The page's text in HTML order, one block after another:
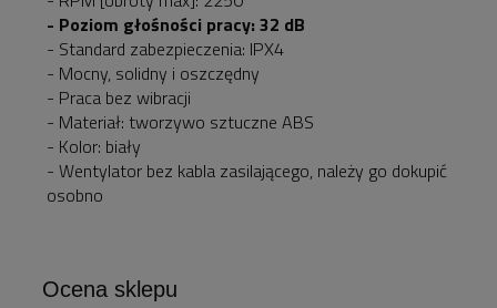
- Poziom głośności pracy: 32 dB
- Standard zabezpieczenia: IPX4
- Mocny, solidny i oszczędny
- Praca bez wibracji
- Materiał: tworzywo sztuczne ABS
- Kolor: biały
- Wentylator bez kabla zasilającego, należy go dokupić
osobno
Ocena sklepu